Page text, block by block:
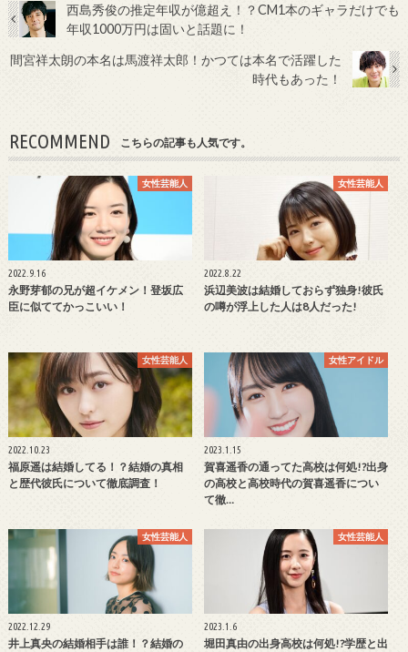
西島秀俊の推定年収が億超え！？CM1本のギャラだけでも
年収1000万円は固いと話題に！
間宮祥太朗の本名は馬渡祥太郎！かつては本名で活躍した
時代もあった！
RECOMMEND こちらの記事も人気です。
女性芸能人
2022.9.16
永野芽郁の兄が超イケメン！登坂広
臣に似ててかっこいい！
女性芸能人
2022.8.22
浜辺美波は結婚しておらず独身!彼氏
の噂が浮上した人は8人だった!
女性芸能人
2022.10.23
福原遥は結婚してる！？結婚の真相
と歴代彼氏について徹底調査！
女性アイドル
2023.1.15
賀喜遥香の通ってた高校は何処!?出身
の高校と高校時代の賀喜遥香につい
て徹…
女性芸能人
2022.12.29
井上真央の結婚相手は誰！？結婚の
女性芸能人
2023.1.6
堀田真由の出身高校は何処!?学歴と出